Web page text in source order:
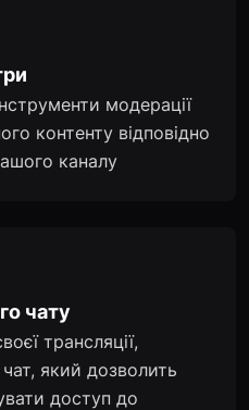
модерації
контенту відповідно
каналу
чату
трансляції,
який дозволить
доступ до